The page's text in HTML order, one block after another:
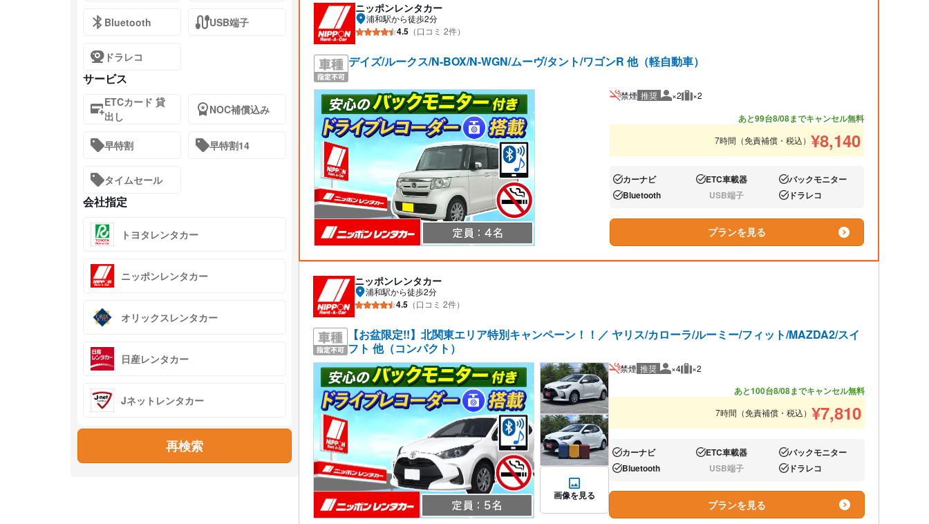
ニッポンレンタカー
浦和駅から徒歩2分
4.5 （口コミ 2件）
デイズ/ルークス/N-BOX/N-WGN/ムーヴ/タント/ワゴンR 他（軽自動車）
禁煙 推奨 推奨人数
×2 推奨荷物
×2
あと99台8/08までキャンセル無料
7時間（免責補償・税込） ¥8,140
あり:カーナビ あり:ETC車載器 あり:バックモニター
あり:Bluetooth なし:USB端子 あり:ドラレコ
プランを見る
ニッポンレンタカー
浦和駅から徒歩2分
4.5 （口コミ 2件）
【お盆限定!!】北関東エリア特別キャンペーン！！／ ヤリス/カローラ/ルーミー/フィット/MAZDA2/スイ
フト 他（コンパクト）
画像を見る
禁煙 推奨 推奨人数
×4 推奨荷物
×2
あと100台8/08までキャンセル無料
7時間（免責補償・税込） ¥7,810
あり:カーナビ あり:ETC車載器 あり:バックモニター
あり:Bluetooth なし:USB端子 あり:ドラレコ
プランを見る
Bluetooth USB端子
ドラレコ
サービス
ETCカード 貸
出し
NOC補償込み
早特割 早特割14
タイムセール
会社指定
トヨタレンタカー
ニッポンレンタカー
オリックスレンタカー
日産レンタカー
Jネットレンタカー
再検索